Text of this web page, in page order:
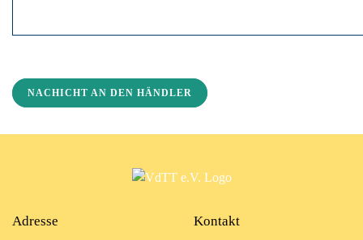
NACHICHT AN DEN HÄNDLER
Adresse Kontakt